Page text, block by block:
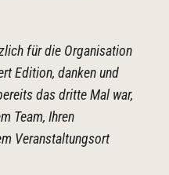
für die Organisation
Edition, danken und
das dritte Mal war,
Team, Ihren
Veranstaltungsort